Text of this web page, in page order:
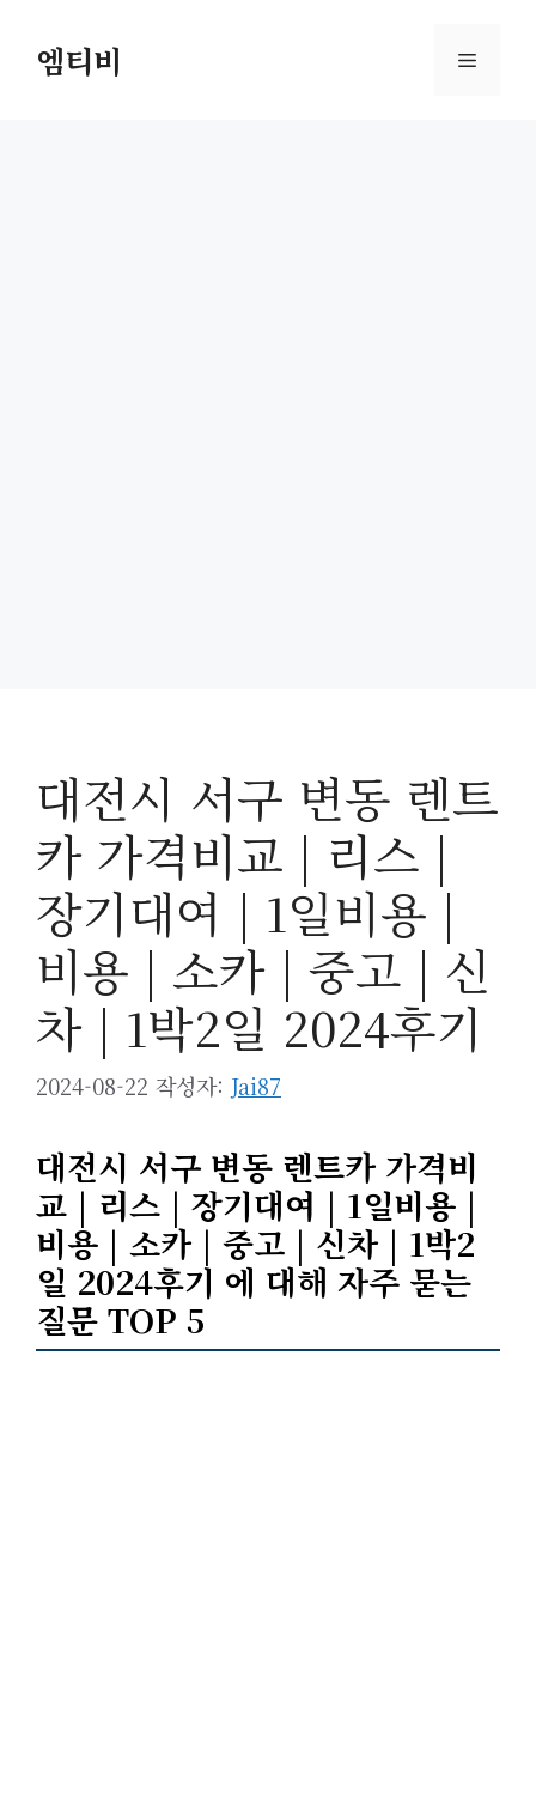
엠티비 메
대전시 서구 변동 렌트
카 가격비교 | 리스 |
장기대여 | 1일비용 |
비용 | 소카 | 중고 | 신
차 | 1박2일 2024후기
2024-08-22 작성자: Jai87
대전시 서구 변동 렌트카 가격비
교 | 리스 | 장기대여 | 1일비용 |
비용 | 소카 | 중고 | 신차 | 1박2
일 2024후기 에 대해 자주 묻는
질문 TOP 5